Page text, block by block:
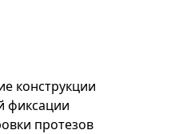
конструкции
фиксации
протезов